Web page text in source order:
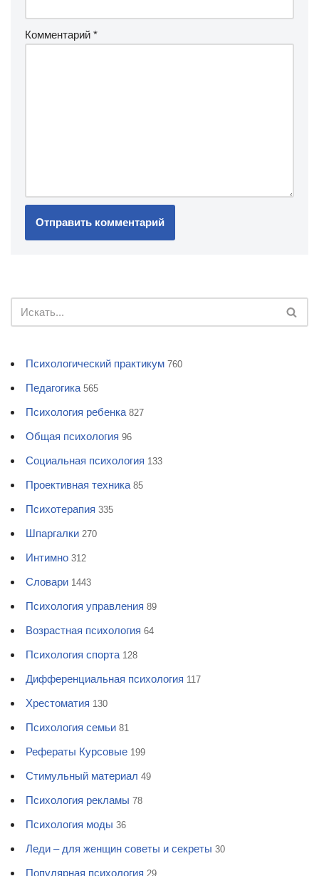
Комментарий *
Психологический практикум 760
Педагогика 565
Психология ребенка 827
Общая психология 96
Социальная психология 133
Проективная техника 85
Психотерапия 335
Шпаргалки 270
Интимно 312
Словари 1443
Психология управления 89
Возрастная психология 64
Психология спорта 128
Дифференциальная психология 117
Хрестоматия 130
Психология семьи 81
Рефераты Курсовые 199
Стимульный материал 49
Психология рекламы 78
Психология моды 36
Леди – для женщин советы и секреты 30
Популярная психология 29